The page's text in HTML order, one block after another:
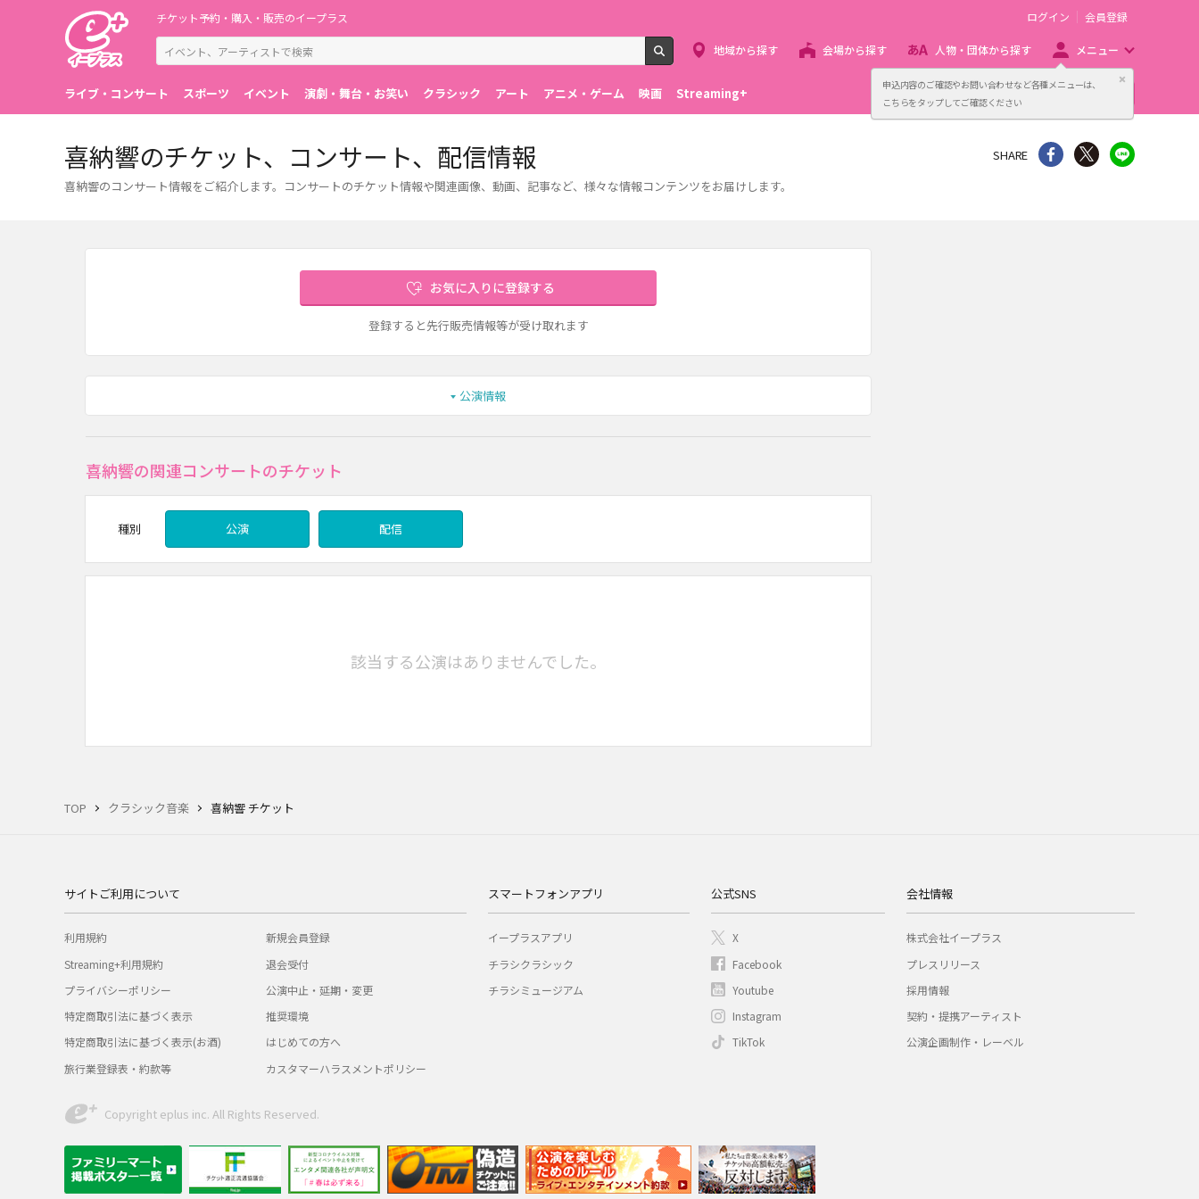
申込内容のご確認やお問い合わせなど各種メニューは、
こちらをタップしてご確認ください
閉じる
チケット予約・購入・販売のイープラス
検索
ログイン 会員登録
地域から探す 会場から探す 人物・団体から探す メニュー
ライブ・コンサート スポーツ イベント 演劇・舞台・お笑い クラシック アート アニメ・ゲーム 映画 Streaming+ 主催者向け販売サービス
TOP クラシック音楽 喜納響 チケット
喜納響のチケット、コンサート、配信情報
喜納響のコンサート情報をご紹介します。コンサートのチケット情報や関連画像、動画、記事など、様々な情報コンテンツをお届けします。
SHARE シェア Twitter
お気に入りに登録する
登録すると先行販売情報等が受け取れます
公演情報
喜納響の関連コンサートのチケット
種別 公演 配信
該当する公演はありませんでした。
サイトご利用について
利用規約
Streaming+利用規約
プライバシーポリシー
特定商取引法に基づく表示
特定商取引法に基づく表示(お酒)
旅行業登録表・約款等
新規会員登録
退会受付
公演中止・延期・変更
推奨環境
はじめての方へ
カスタマーハラスメントポリシー
スマートフォンアプリ
イープラスアプリ
チラシクラシック
チラシミュージアム
公式SNS
X
Facebook
Youtube
Instagram
TikTok
会社情報
株式会社イープラス
プレスリリース
採用情報
契約・提携アーティスト
公演企画制作・レーベル
Copyright eplus inc. All Rights Reserved.